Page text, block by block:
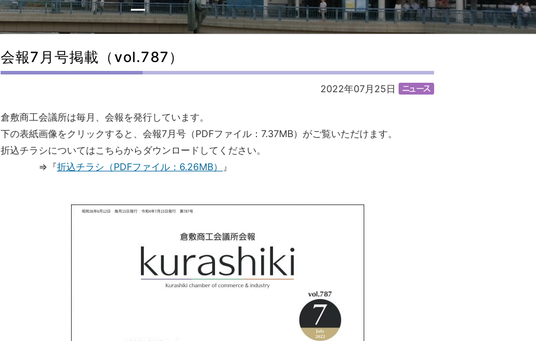
会報7月号掲載（vol.787）
2022年07月25日
倉敷商工会議所は毎月、会報を発行しています。
下の表紙画像をクリックすると、会報7月号（PDFファイル：7.37MB）がご覧いただけます。
折込チラシについてはこちらからダウンロードしてください。
⇒『折込チラシ（PDFファイル：6.26MB） 』